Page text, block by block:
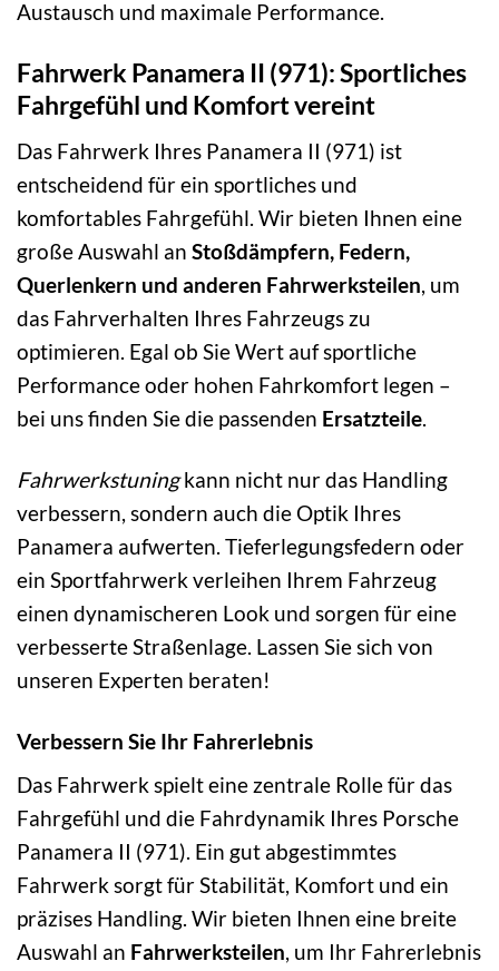
Austausch und maximale Performance.
Fahrwerk Panamera II (971): Sportliches
Fahrgefühl und Komfort vereint
Das Fahrwerk Ihres Panamera II (971) ist
entscheidend für ein sportliches und
komfortables Fahrgefühl. Wir bieten Ihnen eine
große Auswahl an Stoßdämpfern, Federn,
Querlenkern und anderen Fahrwerksteilen, um
das Fahrverhalten Ihres Fahrzeugs zu
optimieren. Egal ob Sie Wert auf sportliche
Performance oder hohen Fahrkomfort legen –
bei uns finden Sie die passenden Ersatzteile.
Fahrwerkstuningkann nicht nur das Handling
verbessern, sondern auch die Optik Ihres
Panamera aufwerten. Tieferlegungsfedern oder
ein Sportfahrwerk verleihen Ihrem Fahrzeug
einen dynamischeren Look und sorgen für eine
verbesserte Straßenlage. Lassen Sie sich von
unseren Experten beraten!
Verbessern Sie Ihr Fahrerlebnis
Das Fahrwerk spielt eine zentrale Rolle für das
Fahrgefühl und die Fahrdynamik Ihres Porsche
Panamera II (971). Ein gut abgestimmtes
Fahrwerk sorgt für Stabilität, Komfort und ein
präzises Handling. Wir bieten Ihnen eine breite
Auswahl an Fahrwerksteilen, um Ihr Fahrerlebnis